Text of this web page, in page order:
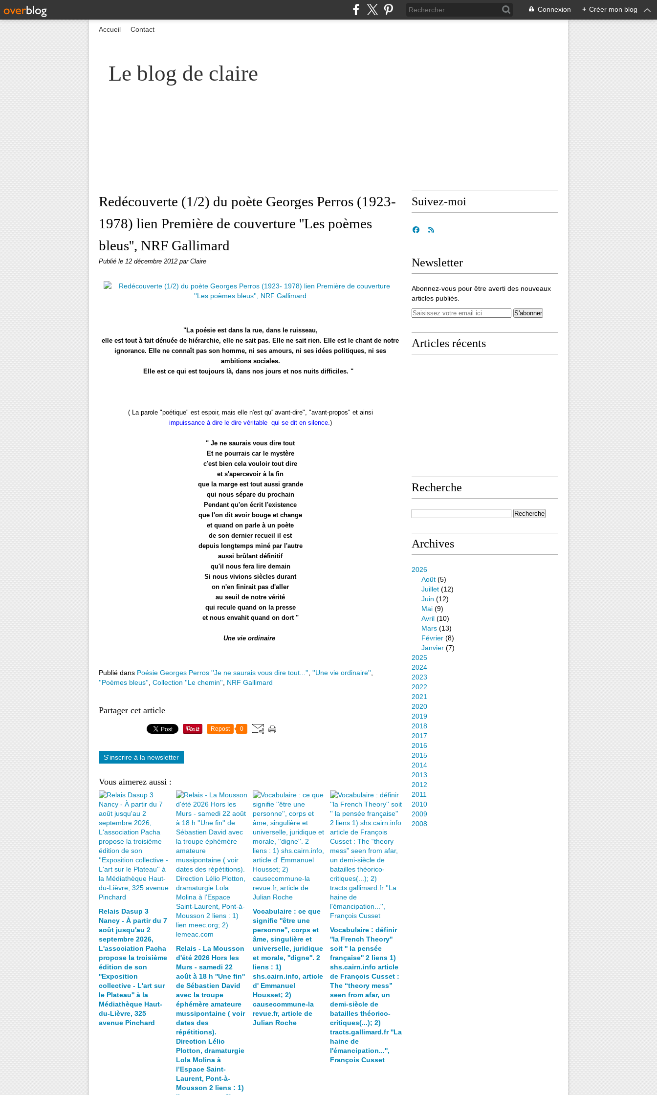
Connexion + Créer mon blog
Le blog de claire
Accueil Contact
Redécouverte (1/2) du poète Georges Perros (1923-
1978) lien Première de couverture ''Les poèmes
bleus'', NRF Gallimard
Publié le 12 décembre 2012 par Claire
"La poésie est dans la rue, dans le ruisseau,
elle est tout à fait dénuée de hiérarchie, elle ne sait pas. Elle ne sait rien. Elle est le chant de notre
ignorance. Elle ne connaît pas son homme, ni ses amours, ni ses idées politiques, ni ses
ambitions sociales.
Elle est ce qui est toujours là, dans nos jours et nos nuits difficiles. "
( La parole "poétique" est espoir, mais elle n'est qu'"avant-dire", "avant-propos" et ainsi
impuissance à dire le dire véritable qui se dit en silence.)
" Je ne saurais vous dire tout
Et ne pourrais car le mystère
c'est bien cela vouloir tout dire
et s'apercevoir à la fin
que la marge est tout aussi grande
qui nous sépare du prochain
Pendant qu'on écrit l'existence
que l'on dit avoir bouge et change
et quand on parle à un poète
de son dernier recueil il est
depuis longtemps miné par l'autre
aussi brûlant définitif
qu'il nous fera lire demain
Si nous vivions siècles durant
on n'en finirait pas d'aller
au seuil de notre vérité
qui recule quand on la presse
et nous envahit quand on dort "
Une vie ordinaire
Publié dans Poésie Georges Perros ''Je ne saurais vous dire tout...'' ''Une vie ordinaire''
''Poèmes bleus'' Collection ''Le chemin'' NRF Gallimard
Partager cet article
Repost 0
S'inscrire à la newsletter
Vous aimerez aussi :
Relais Dasup 3
Nancy - À partir du 7
août jusqu'au 2
septembre 2026,
L'association Pacha
propose la troisième
édition de son
''Exposition
collective - L'art sur
le Plateau'' à la
Médiathèque Haut-
du-Lièvre, 325
avenue Pinchard
Relais - La Mousson
d'été 2026 Hors les
Murs - samedi 22
août à 18 h ''Une fin''
de Sébastien David
avec la troupe
éphémère amateure
mussipontaine ( voir
dates des
répétitions).
Direction Lélio
Plotton, dramaturgie
Lola Molina à
l’Espace Saint-
Laurent, Pont-à-
Mousson 2 liens : 1)
Vocabulaire : ce que
signifie ''être une
personne'', corps et
âme, singulière et
universelle, juridique
et morale, ''digne''. 2
liens : 1)
shs.cairn.info, article
d' Emmanuel
Housset; 2)
causecommune-la
revue.fr, article de
Julian Roche
Vocabulaire : définir
''la French Theory''
soit '' la pensée
française'' 2 liens 1)
shs.cairn.info article
de François Cusset :
The “theory mess”
seen from afar, un
demi-siècle de
batailles théorico-
critiques(...); 2)
tracts.gallimard.fr ''La
haine de
l'émancipation...'',
François Cusset
Suivez-moi
Newsletter
Abonnez-vous pour être averti des nouveaux
articles publiés.
Articles récents
Recherche
Archives
2026
Août (5)
Juillet (12)
Juin (12)
Mai (9)
Avril (10)
Mars (13)
Février (8)
Janvier (7)
2025
2024
2023
2022
2021
2020
2019
2018
2017
2016
2015
2014
2013
2012
2011
2010
2009
2008